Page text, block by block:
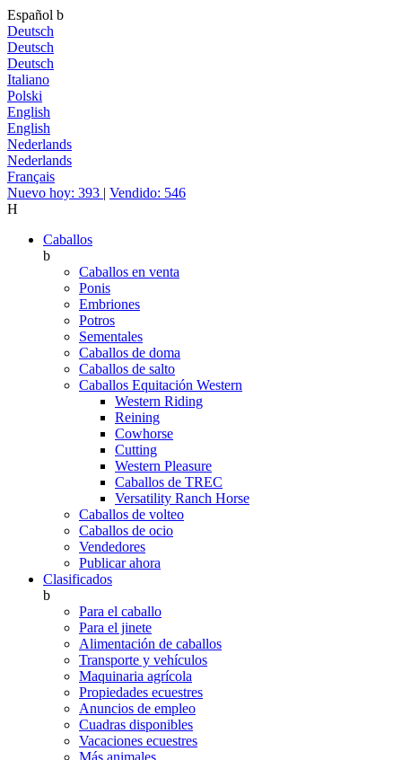
Español b
Deutsch
Deutsch
Deutsch
Italiano
Polski
English
English
Nederlands
Nederlands
Français
Nuevo hoy: 393 | Vendido: 546
H
Caballos
b
Caballos en venta
Ponis
Embriones
Potros
Sementales
Caballos de doma
Caballos de salto
Caballos Equitación Western
Western Riding
Reining
Cowhorse
Cutting
Western Pleasure
Caballos de TREC
Versatility Ranch Horse
Caballos de volteo
Caballos de ocio
Vendedores
Publicar ahora
Clasificados
b
Para el caballo
Para el jinete
Alimentación de caballos
Transporte y vehículos
Maquinaria agrícola
Propiedades ecuestres
Anuncios de empleo
Cuadras disponibles
Vacaciones ecuestres
Más animales